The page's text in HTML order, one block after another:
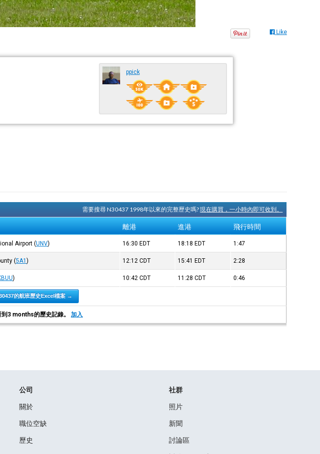
Like
ppick
需要搜尋 N30437 1998年以來的完整歷史嗎?現在購買，一小時內即可收到。
離港 進港 飛行時間
Airport (UNV) 16:30 EDT 18:18 EDT 1:47
(5A1) 12:12CDT 15:41 EDT 2:28
) 10:42CDT 11:28CDT 0:46
的航班歷史Excel檔案 →
到3 months的歷史記錄。加入
公司
關於
職位空缺
歷史
社群
照片
新聞
討論區